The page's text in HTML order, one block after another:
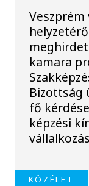
kamara
Bizottság
fő
képzési
KÖZÉLET